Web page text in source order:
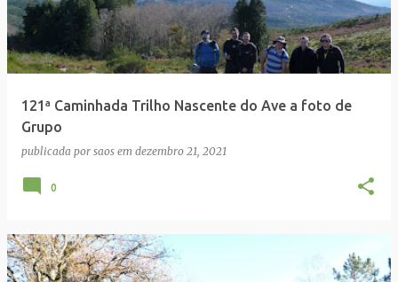
121ª Caminhada Trilho Nascente do Ave a foto de
Grupo
publicada por saos em dezembro 21, 2021
0